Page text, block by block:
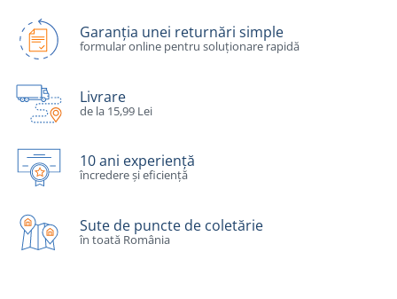
Garanția unei returnări simple
formular online pentru soluționare rapidă
Livrare
de la 15,99 Lei
10 ani experiență
încredere și eficiență
Sute de puncte de coletărie
în toată România